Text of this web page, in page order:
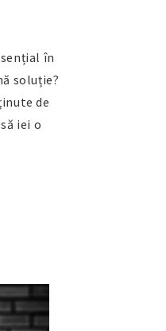
în
soluție?
de
iei o